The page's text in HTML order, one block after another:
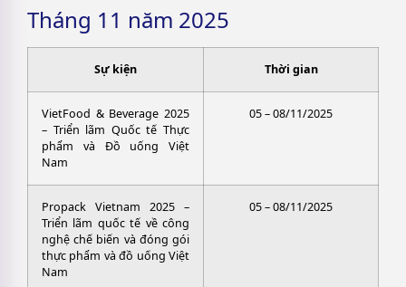
Tháng 11 năm 2025
Sự kiện Thời gian
VietFood & Beverage 2025
– Triển lãm Quốc tế Thực
phẩm và Đồ uống Việt
Nam
05 – 08/11/2025
Propack Vietnam 2025 –
Triển lãm quốc tế về công
nghệ chế biến và đóng gói
thực phẩm và đồ uống Việt
Nam
05 – 08/11/2025